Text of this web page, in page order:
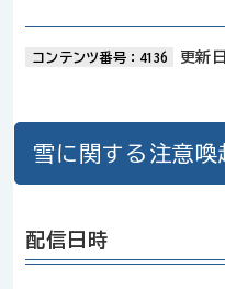
コンテンツ番号：4136 更新
雪に関する注意喚
配信日時